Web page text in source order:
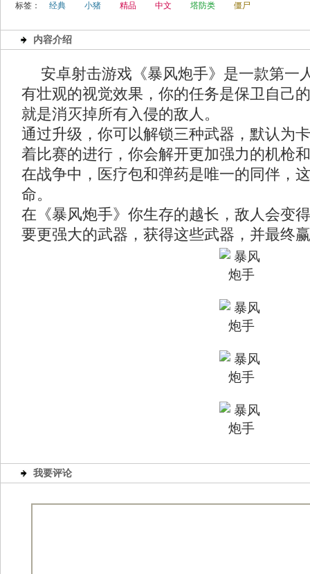
标签： 经典 小猪 精品 中文 塔防类 僵尸
内容介绍
安卓射击游戏《暴风炮手》是一款第一
有壮观的视觉效果，你的任务是保卫自己
就是消灭掉所有入侵的敌人。
通过升级，你可以解锁三种武器，默认为
着比赛的进行，你会解开更加强力的机枪
在战争中，医疗包和弹药是唯一的同伴，
命。
在《暴风炮手》你生存的越长，敌人会变
要更强大的武器，获得这些武器，并最终
我要评论